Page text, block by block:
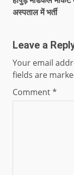
अस्पताल में भर्ती
Leave a
Your email
fields are
Comment*